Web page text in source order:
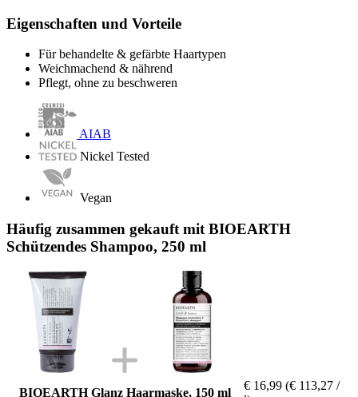
Eigenschaften und Vorteile
Für behandelte & gefärbte Haartypen
Weichmachend & nährend
Pflegt, ohne zu beschweren
AIAB
Nickel Tested
Vegan
Häufig zusammen gekauft mit BIOEARTH
Schützendes Shampoo, 250 ml
BIOEARTH Glanz Haarmaske, 150 ml
€ 16,99 (€ 113,27 /